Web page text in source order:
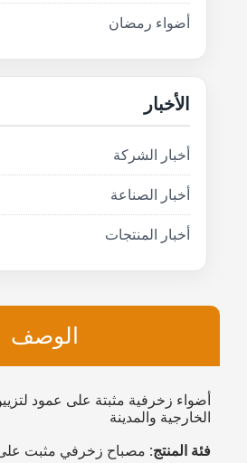
أضواء رمضان
الأخبار
أخبار الشركة
أخبار الصناعة
أخبار المنتجات
الوصف
أضواء زخرفية مثبتة على عمود لتزيين
الخارجية والمدينة
فئة المنتج:مصباح زخرفي مثبت على